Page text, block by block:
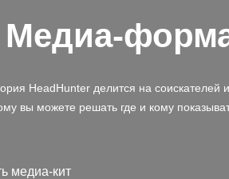
Медиа-
HeadHunter делится на соискателей
вы можете решать где и кому
медиа-кит